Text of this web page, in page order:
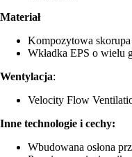
Materiał
Kompozytowa
Wkładka EPS o wielu
Wentylacja:
Velocity Flow
Inne technologie i cechy:
Wbudowana osłona